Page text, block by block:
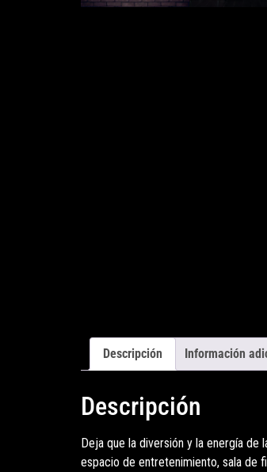
Descripción Información
Descripción
Deja que la diversión y la energía
espacio de entretenimiento, sala de